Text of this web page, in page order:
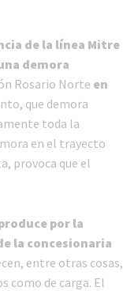
de la línea Mitre
demora
Rosario Norte en
que demora
toda la
en el trayecto
provoca que el
por la
la concesionaria
entre otras cosas,
como de carga. El